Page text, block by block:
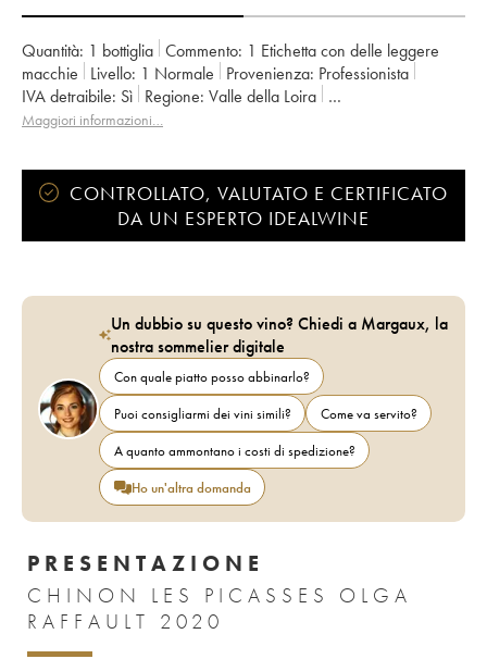
Quantità: 1 bottiglia Commento: 1 Etichetta con delle leggere
macchie
Livello: 1 Normale Provenienza:
professionista
IVA detraibile:
sì Regione:
Valle della Loira
Denominazione:
Chinon
Maggiori informazioni…
CONTROLLATO, VALUTATO E CERTIFICATO
DA UN ESPERTO IDEALWINE
Un dubbio su questo vino? Chiedi a Margaux, la
nostra sommelier digitale
Con quale piatto posso abbinarlo?
Puoi consigliarmi dei vini simili?
Come va servito?
A quanto ammontano i costi di spedizione?
Ho un'altra domanda
PRESENTAZIONE
CHINON LES PICASSES OLGA
RAFFAULT 2020